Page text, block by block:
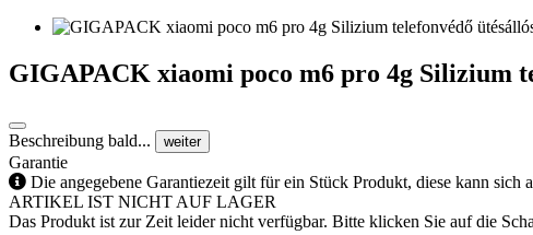
GIGAPACK xiaomi poco m6 pro 4g Silizium
Beschreibung bald... weiter
Garantie
Die angegebene Garantiezeit gilt für ein Stück Produkt, diese kann sich
ARTIKEL IST NICHT AUF LAGER
Das Produkt ist zur Zeit leider nicht verfügbar. Bitte klicken Sie auf die